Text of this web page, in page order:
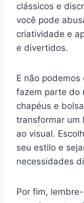
clássicos e
você pode
criatividade e
e divertidos.
E não
fazem parte do
chapéus e
transformar um
ao visual.
seu estilo e
necessidades
Por fim,